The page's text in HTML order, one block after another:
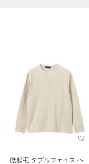
微起毛 ダブルフェイス ヘ